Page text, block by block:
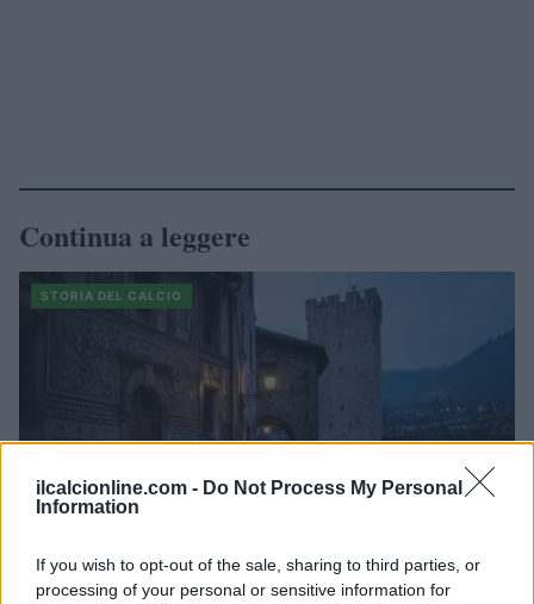
ilcalcionline.com - Do Not Process My Personal
Information
If you wish to opt-out of the sale, sharing to third parties, or
processing of your personal or sensitive information for
Continua a leggere
STORIA DEL CALCIO